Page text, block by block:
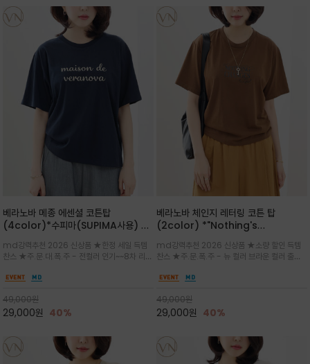
베라노바 메종 에센셜 코튼탑
(4color)*수피마(SUPIMA사용) 레
는 레터링 티셔츠
md강력추천 2026 신상품 ★한정 세일 득템
찬스 ★주.문.대.폭.주 - 전컬러 인기~~8차 리오
픽이나 컬러 조합을 통해 'Essential'한 무드를
좋은 컬러웨이와 디자인입니다^^
49,000원
29,000원 40%
베라노바 체인지 레터링 코튼 탑
(2color) *"Nothing's
도 일어나지않는것/감각적인 레터링 프
린팅이 돋보이는 베라노바 티셔츠
md강력추천 2026 신상품 ★소량 할인 득템
찬스 ★주.문.폭.주 - 뉴 컬러 브라운 컬러 출시~
무드를 만들고 기본 베이스의 컬러감이라 출근시
럽고 유연한 코튼 소재로 편안
49,000원
29,000원 40%